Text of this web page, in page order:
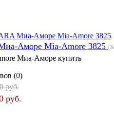
Аморе Mia-Amore 3825
Миа-Аморе купить
(0)
руб.
руб.